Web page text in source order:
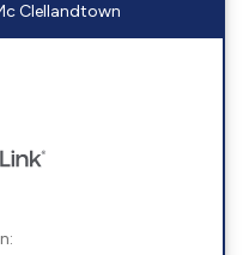
Clellandtown